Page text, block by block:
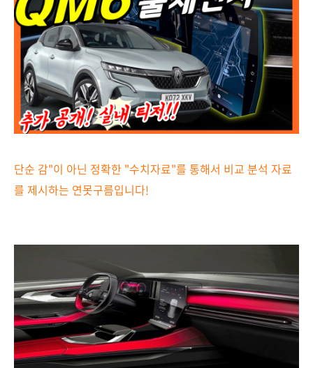
단순 감"이 아닌 정확한 "수치자료"를 통해서 비교 분석 자료
를 제시하는 연못구름입니다!